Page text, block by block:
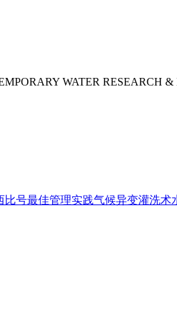
WATER RESEARCH &
比号最佳管理实践气候异变灌洗术